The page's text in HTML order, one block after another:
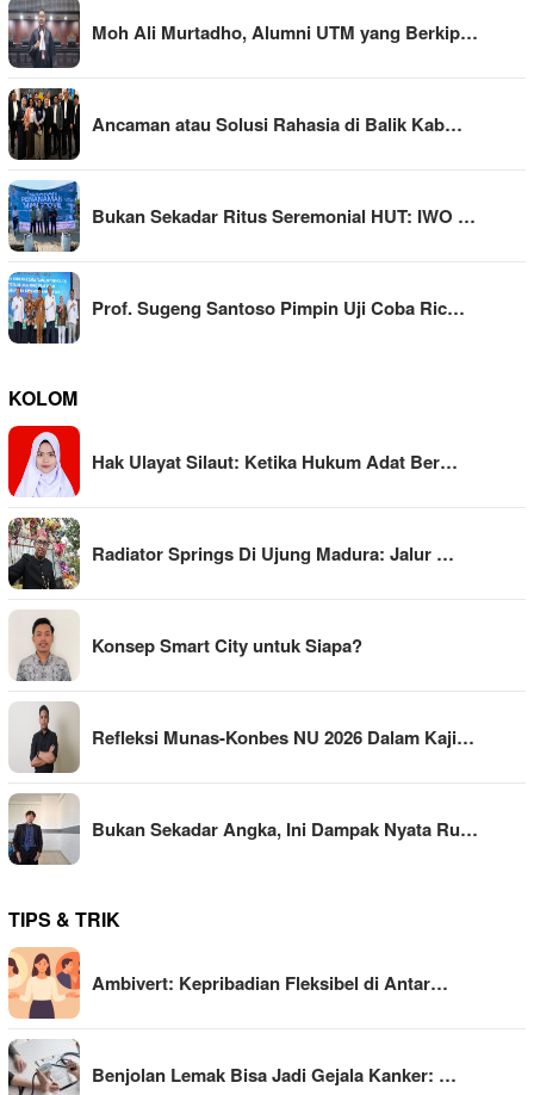
Moh Ali Murtadho, Alumni UTM yang Berkip…
Ancaman atau Solusi Rahasia di Balik Kab…
Bukan Sekadar Ritus Seremonial HUT: IWO …
Prof. Sugeng Santoso Pimpin Uji Coba Ric…
KOLOM
Hak Ulayat Silaut: Ketika Hukum Adat Ber…
Radiator Springs Di Ujung Madura: Jalur …
Konsep Smart City untuk Siapa?
Refleksi Munas-Konbes NU 2026 Dalam Kaji…
Bukan Sekadar Angka, Ini Dampak Nyata Ru…
TIPS & TRIK
Ambivert: Kepribadian Fleksibel di Antar…
Benjolan Lemak Bisa Jadi Gejala Kanker: …